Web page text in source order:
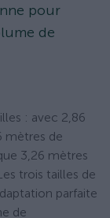
pour
de
: avec 2,86
mètres de
3,26 mètres
trois tailles de
parfaite
de